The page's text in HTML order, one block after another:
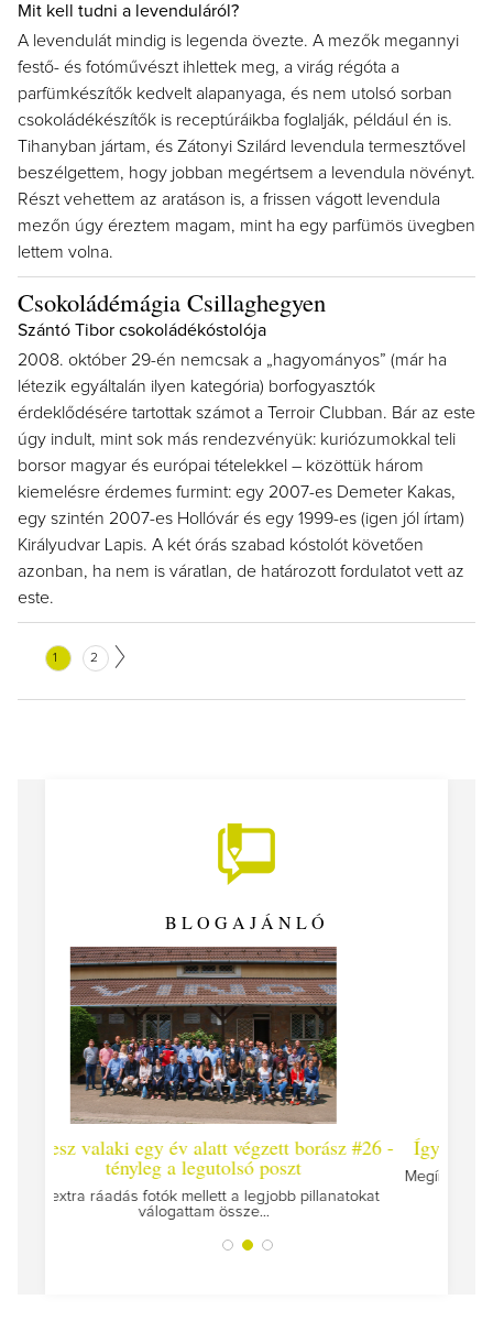
Mit kell tudni a levenduláról?
A levendulát mindig is legenda övezte. A mezők megannyi
festő- és fotóművészt ihlettek meg, a virág régóta a
parfümkészítők kedvelt alapanyaga, és nem utolsó sorban
csokoládékészítők is receptúráikba foglalják, például én is.
Tihanyban jártam, és Zátonyi Szilárd levendula termesztővel
beszélgettem, hogy jobban megértsem a levendula növényt.
Részt vehettem az aratáson is, a frissen vágott levendula
mezőn úgy éreztem magam, mint ha egy parfümös üvegben
lettem volna.
Csokoládémágia Csillaghegyen
Szántó Tibor csokoládékóstolója
2008. október 29-én nemcsak a „hagyományos” (már ha
létezik egyáltalán ilyen kategória) borfogyasztók
érdeklődésére tartottak számot a Terroir Clubban. Bár az este
úgy indult, mint sok más rendezvényük: kuriózumokkal teli
borsor magyar és európai tételekkel – közöttük három
kiemelésre érdemes furmint: egy 2007-es Demeter Kakas,
egy szintén 2007-es Hollóvár és egy 1999-es (igen jól írtam)
Királyudvar Lapis. A két órás szabad kóstolót követően
azonban, ha nem is váratlan, de határozott fordulatot vett az
este.
1 2
BLOGAJÁNLÓ
#26 - Így lesz valaki egy év alatt végzett borász #25
Megírtuk a modulzáró vizsgákat, már lázasan készülünk
az utolsó...